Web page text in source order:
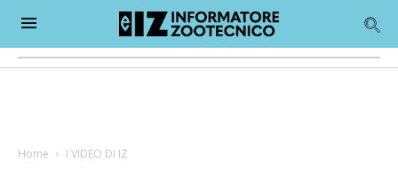
Home I VIDEO DI IZ